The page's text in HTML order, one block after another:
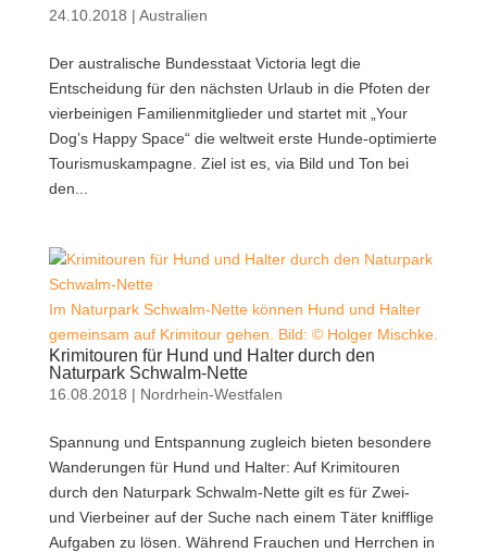
24.10.2018 | Australien
Der australische Bundesstaat Victoria legt die
Entscheidung für den nächsten Urlaub in die Pfoten der
vierbeinigen Familienmitglieder und startet mit „Your
Dog’s Happy Space“ die weltweit erste Hunde-optimierte
Tourismuskampagne. Ziel ist es, via Bild und Ton bei
den...
Im Naturpark Schwalm-Nette können Hund und Halter
gemeinsam auf Krimitour gehen. Bild: © Holger Mischke.
Krimitouren für Hund und Halter durch den
Naturpark Schwalm-Nette
16.08.2018 | Nordrhein-Westfalen
Spannung und Entspannung zugleich bieten besondere
Wanderungen für Hund und Halter: Auf Krimitouren
durch den Naturpark Schwalm-Nette gilt es für Zwei-
und Vierbeiner auf der Suche nach einem Täter knifflige
Aufgaben zu lösen. Während Frauchen und Herrchen in